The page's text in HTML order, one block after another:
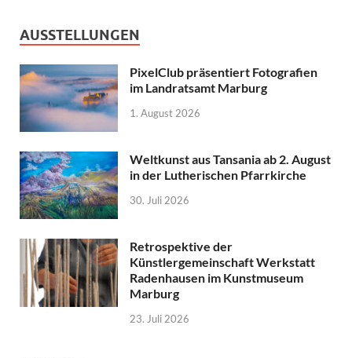
AUSSTELLUNGEN
PixelClub präsentiert Fotografien
im Landratsamt Marburg
1. August 2026
Weltkunst aus Tansania ab 2. August
in der Lutherischen Pfarrkirche
30. Juli 2026
Retrospektive der
Künstlergemeinschaft Werkstatt
Radenhausen im Kunstmuseum
Marburg
23. Juli 2026